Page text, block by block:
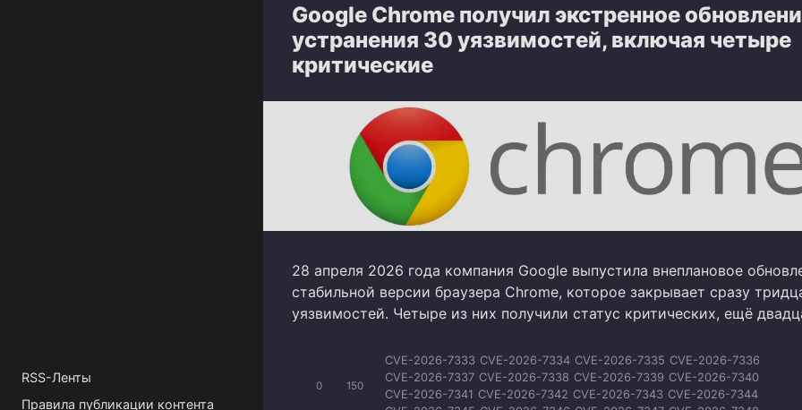
Google Chrome получил экстренное
устранения 30 уязвимостей, включая четыре
критические
28 апреля 2026 года компания Google выпустила внеплановое
стабильной версии браузера Chrome, которое закрывает сразу
уязвимостей. Четыре из них получили статус критических, ещё
0 150
CVE-2026-7333 CVE-2026-7334 CVE-2026-7335 CVE-2026-7336
CVE-2026-7337 CVE-2026-7338 CVE-2026-7339 CVE-2026-7340
CVE-2026-7341 CVE-2026-7342 CVE-2026-7343 CVE-2026-7344
RSS-Ленты
Правила публикации контента